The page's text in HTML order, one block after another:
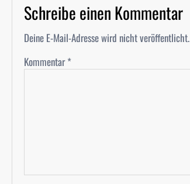
Schreibe einen Kommentar
Deine E-Mail-Adresse wird nicht veröffentlicht.
Kommentar*